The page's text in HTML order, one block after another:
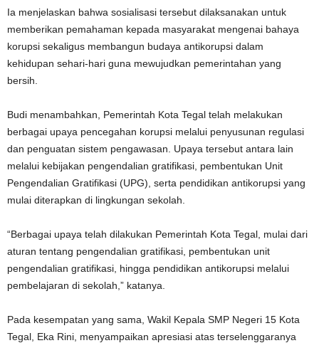
Ia menjelaskan bahwa sosialisasi tersebut dilaksanakan untuk
memberikan pemahaman kepada masyarakat mengenai bahaya
korupsi sekaligus membangun budaya antikorupsi dalam
kehidupan sehari-hari guna mewujudkan pemerintahan yang
bersih.
Budi menambahkan, Pemerintah Kota Tegal telah melakukan
berbagai upaya pencegahan korupsi melalui penyusunan regulasi
dan penguatan sistem pengawasan. Upaya tersebut antara lain
melalui kebijakan pengendalian gratifikasi, pembentukan Unit
Pengendalian Gratifikasi (UPG), serta pendidikan antikorupsi yang
mulai diterapkan di lingkungan sekolah.
“Berbagai upaya telah dilakukan Pemerintah Kota Tegal, mulai dari
aturan tentang pengendalian gratifikasi, pembentukan unit
pengendalian gratifikasi, hingga pendidikan antikorupsi melalui
pembelajaran di sekolah,” katanya.
Pada kesempatan yang sama, Wakil Kepala SMP Negeri 15 Kota
Tegal, Eka Rini, menyampaikan apresiasi atas terselenggaranya